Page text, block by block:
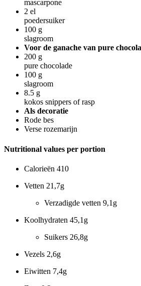
mascarpone
2 el
poedersuiker
100 g
slagroom
Voor de ganache van pure
200 g
pure chocolade
100 g
slagroom
8.5 g
kokos snippers of rasp
Als decoratie
Rode bes
Verse rozemarijn
Nutritional values per portion
Calorieën 410
Vetten 21,7g
Verzadigde vetten 9,1g
Koolhydraten 45,1g
Suikers 26,8g
Vezels 2,6g
Eiwitten 7,4g